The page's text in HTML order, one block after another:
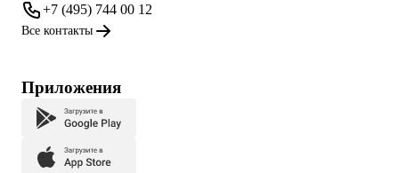
+7 (495) 744 00 12
Все контакты
Приложения